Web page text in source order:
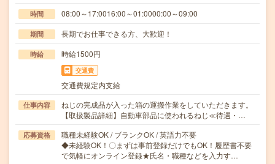
時間 08:00～17:0016:00～01:0000:00～09:00
期間 長期でお仕事できる方、大歓迎！
時給 時給1500円
交通費
交通費規定内支給
仕事内容
ねじの完成品が入った箱の運搬作業をしていただきます。
【取扱製品詳細】自動車部品に使われるねじ≪待遇・…
応募資格
職種未経験OK / ブランクOK / 英語力不要
◆未経験OK！〇まずは事前登録だけでもOK！履歴書不要
で気軽にオンライン登録★氏名・職種などを入力す…